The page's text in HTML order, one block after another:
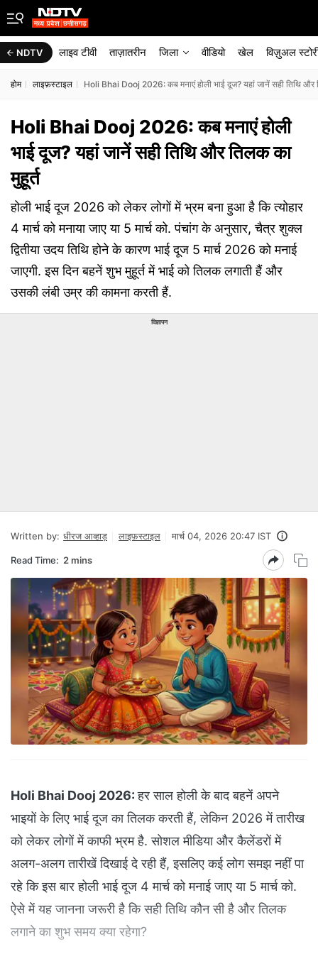
NDTV लाइव टीवी ताज़ातरीन जिला वीडियो खेल विज़ुअल
होम लाइफ़स्टाइल Holi Bhai Dooj 2026: कब मनाएं होली भाई दूज? यहां जानें सही तिथि और
Holi Bhai Dooj 2026: कब मनाएं होली
भाई दूज? यहां जानें सही तिथि और तिलक का
मुहूर्त
होली भाई दूज 2026 को लेकर लोगों में भ्रम बना हुआ है कि त्योहार
4 मार्च को मनाया जाए या 5 मार्च को. पंचांग के अनुसार, चैत्र शुक्ल
द्वितीया उदय तिथि होने के कारण भाई दूज 5 मार्च 2026 को मनाई
जाएगी. इस दिन बहनें शुभ मुहूर्त में भाई को तिलक लगाती हैं और
उसकी लंबी उम्र की कामना करती हैं.
विज्ञापन
Written by: धीरज आव्हाड़ लाइफ़स्टाइल मार्च 04, 2026 20:47 IST
Read Time: 2 mins
Holi Bhai Dooj 2026:हर साल होली के बाद बहनें अपने
भाइयों के लिए भाई दूज का तिलक करती हैं, लेकिन 2026 में तारीख
को लेकर लोगों में काफी भ्रम है. सोशल मीडिया और कैलेंडरों में
अलग-अलग तारीखें दिखाई दे रही हैं, इसलिए कई लोग समझ नहीं पा
रहे कि इस बार होली भाई दूज 4 मार्च को मनाई जाए या 5 मार्च को.
ऐसे में यह जानना जरूरी है कि सही तिथि कौन सी है और तिलक
लगाने का शुभ समय क्या रहेगा?